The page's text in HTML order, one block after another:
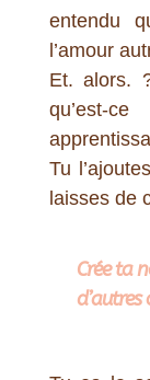
entendu
l’amour
Et. alors.
qu’est-
Tu
laisses de
Crée ta